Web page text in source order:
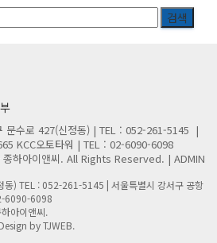
검색
문수로 427(신정동) | TEL : 052-261-5145 |
KCC오토타워 | TEL : 02-6090-6098
하아이앤씨. All Rights Reserved. | ADMIN
동) TEL : 052-261-5145 | 서울특별시 강서구 공항
6090-6098
아이앤씨.
by TJWEB.